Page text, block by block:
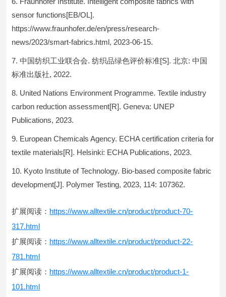
sensor functions[EB/OL].
https://www.fraunhofer.de/en/press/research-
news/2023/smart-fabrics.html, 2023-06-15.
中国纺织工业联合会. 纺织品绿色评价标准[S]. 北京: 中国
标准出版社, 2022.
United Nations Environment Programme. Textile industry
carbon reduction assessment[R]. Geneva: UNEP
Publications, 2023.
European Chemicals Agency. ECHA certification criteria for
textile materials[R]. Helsinki: ECHA Publications, 2023.
Kyoto Institute of Technology. Bio-based composite fabric
development[J]. Polymer Testing, 2023, 114: 107362.
扩展阅读： https://www.alltextile.cn/product/product-70-
317.html
扩展阅读： https://www.alltextile.cn/product/product-22-
781.html
扩展阅读： https://www.alltextile.cn/product/product-1-
101.html